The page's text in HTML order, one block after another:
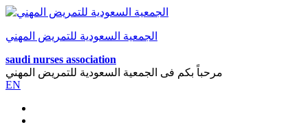
الجمعية السعودية للتمريض المهني
saudi nurses association
مرحباً بكم فى الجمعية السعودية للتمريض المهني
EN